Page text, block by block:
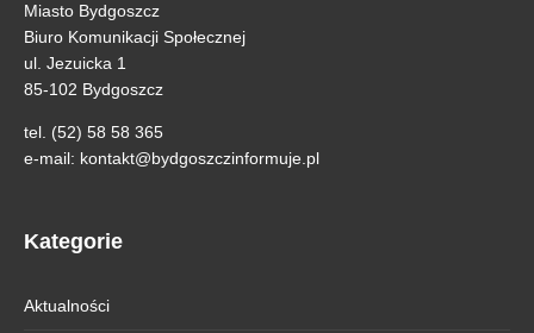
Miasto Bydgoszcz
Biuro Komunikacji Społecznej
ul. Jezuicka 1
85-102 Bydgoszcz
tel. (52) 58 58 365
e-mail: kontakt@bydgoszczinformuje.pl
Kategorie
Aktualności